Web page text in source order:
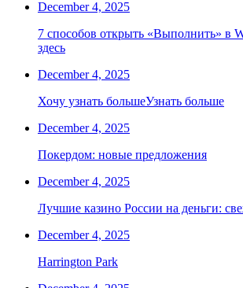
December 4, 2025
7 способов открыть «Выполнить» в
здесь
December 4, 2025
Хочу узнать большеУзнать больше
December 4, 2025
Покердом: новые предложения
December 4, 2025
Лучшие казино России на деньги:
December 4, 2025
Harrington Park